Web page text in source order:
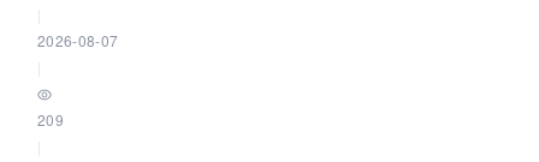
2026-08-07
209